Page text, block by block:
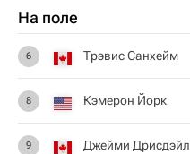
На поле
6 Трэвис Санхейм
8 Кэмерон Йорк
9 Джейми Дрисдэйл